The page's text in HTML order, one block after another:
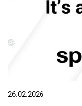
26.02.2026